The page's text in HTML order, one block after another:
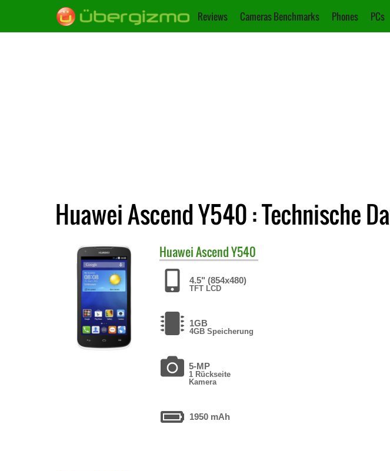
Reviews Cameras Benchmarks Phones PCs
Huawei Ascend Y540 : Technische
HuaweiAscend Y540
4.5" (854x480)
TFT LCD
1GB
4GB Speicherung
5-MP
1 Rückseite
Kamera
1950 mAh